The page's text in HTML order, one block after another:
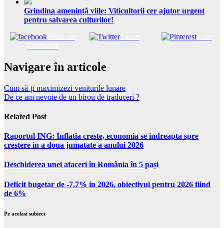
Grindina amenință viile: Viticultorii cer ajutor urgent
pentru salvarea culturilor!
Tweet Save
Navigare în articole
Cum să-ți maximizezi veniturile lunare
De ce am nevoie de un birou de traduceri ?
Related Post
Raportul ING: Inflatia creste, economia se indreapta spre
crestere in a doua jumatate a anului 2026
Deschiderea unei afaceri în România în 5 pași
Deficit bugetar de -7,7% in 2026, obiectivul pentru 2026 fiind
de 6%
Pe acelasi subiect